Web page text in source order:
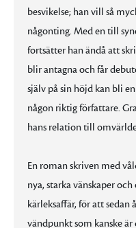
besvikelse; han vill så
någonting. Med en till
fortsätter han ändå att
blir antagna och får
själv på sin höjd kan bli
någon riktig författare.
hans relation till
En roman skriven med
nya, starka vänskaper
kärleksaffär, för att
vändpunkt som kanske